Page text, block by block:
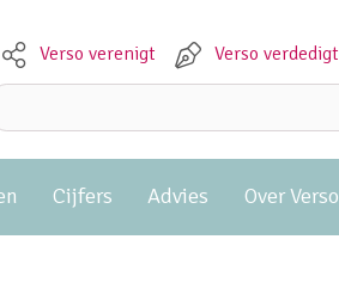
Meta navigation
Verso verenigt Verso verdedigt
Cijfers Advies Over Verso